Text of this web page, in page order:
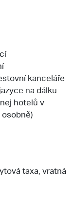
kanceláře
na dálku
hotelů v
taxa, vratná